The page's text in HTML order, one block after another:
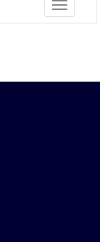
Toggle
navigation